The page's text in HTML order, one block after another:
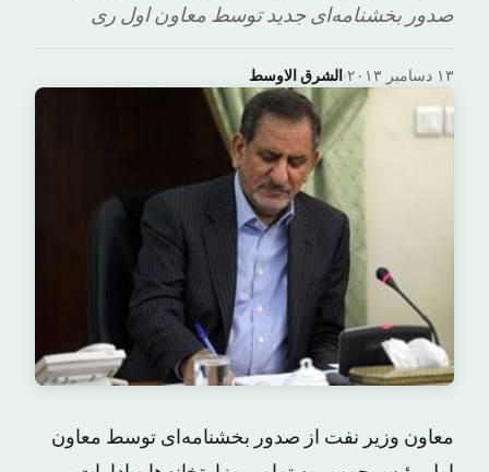
صدور بخشنامه‌ای جدید توسط معاون اول ری
الشرق الاوسط· ۱۳ دسامبر ۲۰۱۳
معاون وزیر نفت از صدور بخشنامه‌ای توسط معاون